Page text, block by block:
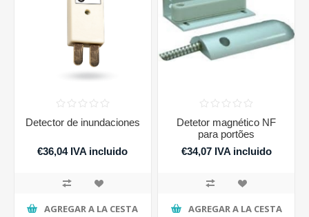
Detector de inundaciones
€36,04 IVA incluido
AGREGAR A LA CESTA
Detetor magnético NF
para portões
€34,07 IVA incluido
AGREGAR A LA CESTA